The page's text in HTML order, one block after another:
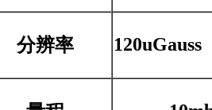
分辨率 120uGauss